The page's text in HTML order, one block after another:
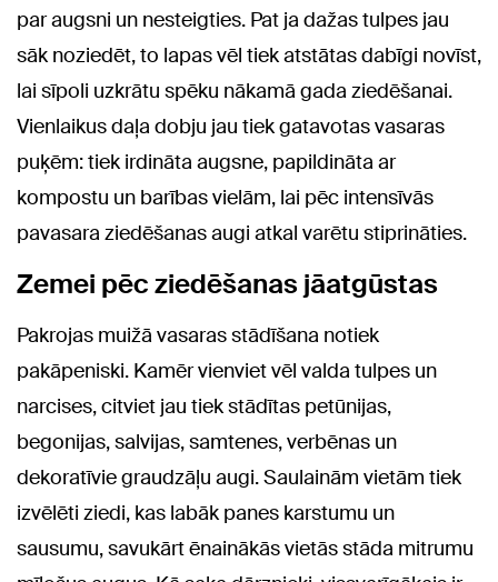
par augsni un nesteigties. Pat ja dažas tulpes jau
sāk noziedēt, to lapas vēl tiek atstātas dabīgi novīst,
lai sīpoli uzkrātu spēku nākamā gada ziedēšanai.
Vienlaikus daļa dobju jau tiek gatavotas vasaras
puķēm: tiek irdināta augsne, papildināta ar
kompostu un barības vielām, lai pēc intensīvās
pavasara ziedēšanas augi atkal varētu stiprināties.
Zemei pēc ziedēšanas jāatgūstas
Pakrojas muižā vasaras stādīšana notiek
pakāpeniski. Kamēr vienviet vēl valda tulpes un
narcises, citviet jau tiek stādītas petūnijas,
begonijas, salvijas, samtenes, verbēnas un
dekoratīvie graudzāļu augi. Saulainām vietām tiek
izvēlēti ziedi, kas labāk panes karstumu un
sausumu, savukārt ēnainākās vietās stāda mitrumu